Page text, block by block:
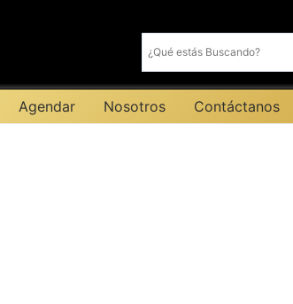
Agendar Nosotros Contáctanos